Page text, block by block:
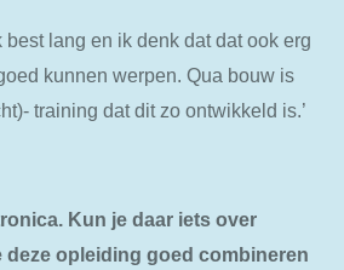
best lang en ik denk dat dat ook erg
kunnen werpen. Qua bouw is
training dat dit zo ontwikkeld is.’
Kun je daar iets over
opleiding goed combineren